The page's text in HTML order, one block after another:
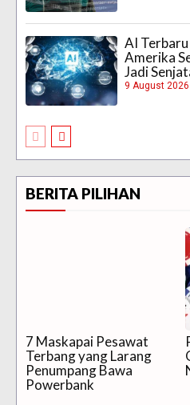
AI
Amerika
Jadi
9 August
BERITA PILIHAN
7 Maskapai Pesawat
Terbang yang Larang
Penumpang Bawa
Powerbank